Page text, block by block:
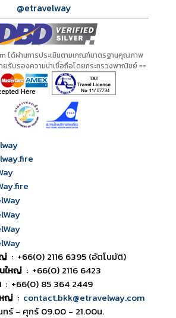
@etravelway
ได้ผ่านการประเมินตามเกณฑ์มาตรฐานคุณภาพ
ยรับรองความน่าเชื่อถือโดยกระทรวงพาณิชย์ ==
: +66(0) 2116 6395 (อัตโนมัติ)
ใหญ่ : +66(0) 2116 6423
: +66(0) 85 364 2449
หญ่ : contact.bkk@etravelway.com
ทร์ - ศุกร์ 09.00 - 21.00น.